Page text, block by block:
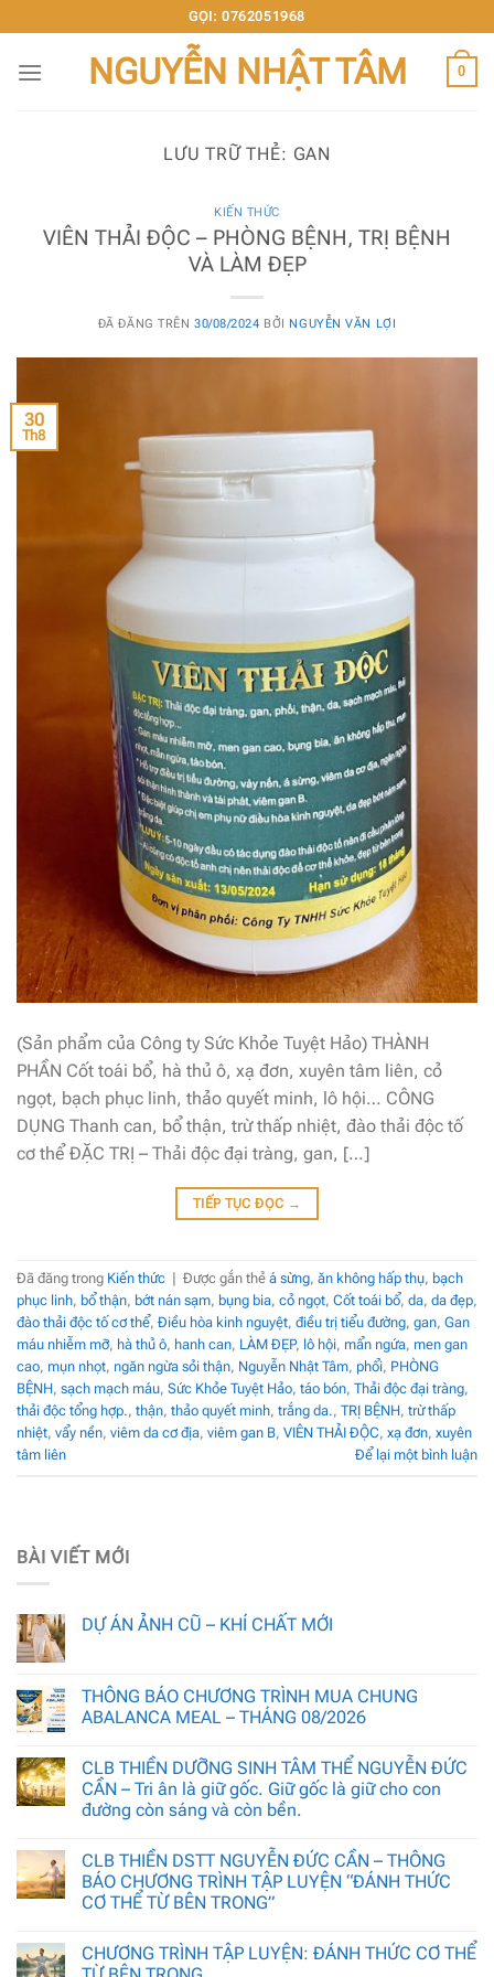
đến
nội
GỌI: 0762051968
NGUYỄN NHẬT TÂM 0
LƯU TRỮ THẺ: GAN
KIẾN THỨC
VIÊN THẢI ĐỘC – PHÒNG BỆNH, TRỊ BỆNH
VÀ LÀM ĐẸP
ĐÃ ĐĂNG TRÊN 30/08/2024 BỞI NGUYỄN VĂN LỢI
30
Th8
(Sản phẩm của Công ty Sức Khỏe Tuyệt Hảo) THÀNH
PHẦN Cốt toái bổ, hà thủ ô, xạ đơn, xuyên tâm liên, cỏ
ngọt, bạch phục linh, thảo quyết minh, lô hội… CÔNG
DỤNG Thanh can, bổ thận, trừ thấp nhiệt, đào thải độc tố
cơ thể ĐẶC TRỊ – Thải độc đại tràng, gan, […]
TIẾP TỤC ĐỌC →
Đã đăng trong Kiến thức Được gắn thẻ á sừng, ăn không hấp thụ, bạch
phục linh, bổ thận, bớt nán sạm, bụng bia, cỏ ngọt, Cốt toái bổ, da, da đẹp,
đào thải độc tố cơ thể, Điều hòa kinh nguyệt, điều trị tiểu đường, gan, Gan
máu nhiễm mỡ, hà thủ ô, hanh can, LÀM ĐẸP, lô hội, mẩn ngứa, men gan
cao, mụn nhọt, ngăn ngừa sỏi thận, Nguyễn Nhật Tâm, phổi, PHÒNG
BỆNH, sạch mạch máu, Sức Khỏe Tuyệt Hảo, táo bón, Thải độc đại tràng,
thải độc tổng hợp., thận, thảo quyết minh, trắng da., TRỊ BỆNH, trừ thấp
nhiệt, vẩy nền, viêm da cơ địa, viêm gan B, VIÊN THẢI ĐỘC, xạ đơn, xuyên
tâm liên
Để lại một bình luận
BÀI VIẾT MỚI
DỰ ÁN ẢNH CŨ – KHÍ CHẤT MỚI
THÔNG BÁO CHƯƠNG TRÌNH MUA CHUNG
ABALANCA MEAL – THÁNG 08/2026
CLB THIỀN DƯỠNG SINH TÂM THỂ NGUYỄN ĐỨC
CẦN – Tri ân là giữ gốc. Giữ gốc là giữ cho con
đường còn sáng và còn bền.
CLB THIỀN DSTT NGUYỄN ĐỨC CẦN – THÔNG
BÁO CHƯƠNG TRÌNH TẬP LUYỆN “ĐÁNH THỨC
CƠ THỂ TỪ BÊN TRONG”
CHƯƠNG TRÌNH TẬP LUYỆN: ĐÁNH THỨC CƠ THỂ